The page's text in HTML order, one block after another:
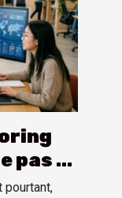
pas à
pourtant,